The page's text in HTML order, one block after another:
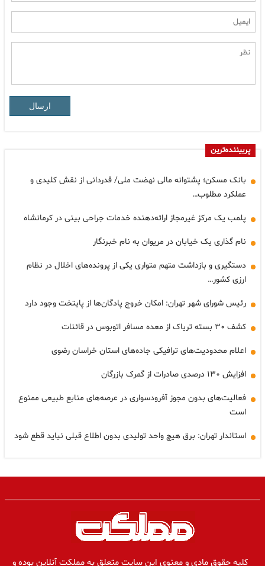
ارسال
پربیننده‌ترین
بانک مسکن؛ پشتوانه مالی نهضت ملی/ قدردانی از نقش کلیدی و
عملکرد مطلوب…
پلمب یک مرکز غیرمجاز ارائه‌دهنده خدمات جراحی بینی در کرمانشاه
نام گذاری یک خیابان در مریوان به نام خبرنگار
دستگیری و بازداشت متهم متواری یکی از پرونده‌های اخلال در نظام
ارزی کشور…
رئیس شورای شهر تهران: امکان خروج پادگان‌ها از پایتخت وجود دارد
کشف ۳۰ بسته تریاک از معده مسافر اتوبوس در قائنات
اعلام محدودیت‌های ترافیکی جاده‌های استان خراسان رضوی
افزایش ۱۳۰ درصدی صادرات از گمرک بازرگان
فعالیت‌های بدون مجوز آفرودسواری در عرصه‌های منابع طبیعی ممنوع
است
استاندار تهران: برق هیچ واحد تولیدی بدون اطلاع قبلی نباید قطع شود
کلیه حقوق مادی و معنوی این سایت متعلق به مملکت آنلاین بوده و